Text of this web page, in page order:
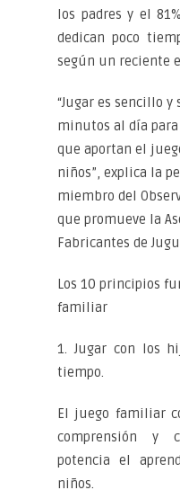
los padres y el
dedican poco
según un reciente
“Jugar es sencillo y
minutos al día
que aportan el
niños”, explica la
miembro del
que promueve la
Fabricantes de
Los 10 principios
familiar
1. Jugar con los
tiempo.
El juego familiar
comprensión y
potencia el
niños.